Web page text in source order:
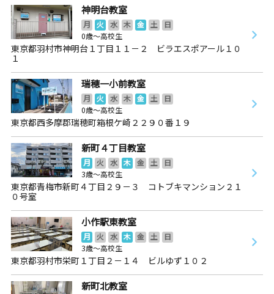
神明台教室
月 火 水 木 金 土
日
0歳～高校生
東京都羽村市神明台１丁目１１－２ ビラエスポアール１０
１
瑞穂一小前教室
月 火 水 木 金 土
日
0歳～高校生
東京都西多摩郡瑞穂町箱根ケ崎２２９０番１９
新町４丁目教室
月 火 水 木 金 土
日
3歳～高校生
東京都青梅市新町４丁目２９－３ コトブキマンション２１
０号室
小作駅東教室
月 火 水 木 金 土
日
3歳～高校生
東京都羽村市栄町１丁目２－１４ ビルゆず１０２
新町北教室